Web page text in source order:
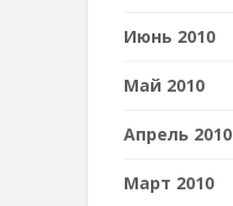
Июнь 2010
Май 2010
Апрель 2010
Март 2010